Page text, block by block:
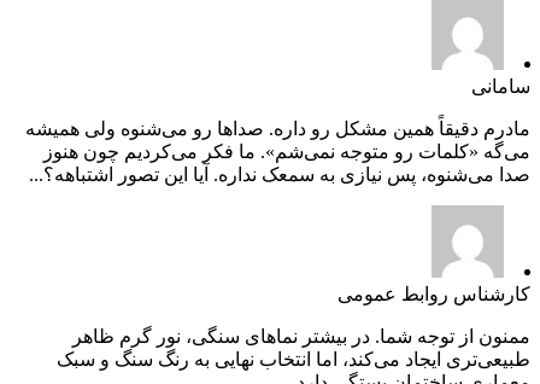
سامانی
مادرم دقیقاً همین مشکل رو داره. صداها رو می‌شنوه ولی همیشه
می‌گه «کلمات رو متوجه نمی‌شم». ما فکر می‌کردیم چون هنوز
صدا می‌شنوه، پس نیازی به سمعک نداره. آیا این تصور اشتباهه؟...
کارشناس روابط عمومی
ممنون از توجه شما. در بیشتر نماهای سنگی، نور گرم ظاهر
طبیعی‌تری ایجاد می‌کند، اما انتخاب نهایی به رنگ سنگ و سبک